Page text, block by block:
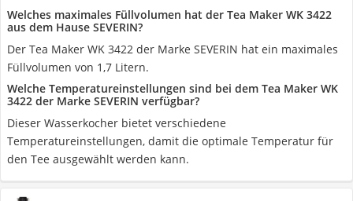
Welches maximales Füllvolumen hat der Tea Maker WK 3422
aus dem Hause SEVERIN?
Der Tea Maker WK 3422 der Marke SEVERIN hat ein maximales
Füllvolumen von 1,7 Litern.
Welche Temperatureinstellungen sind bei dem Tea Maker WK
3422 der Marke SEVERIN verfügbar?
Dieser Wasserkocher bietet verschiedene
Temperatureinstellungen, damit die optimale Temperatur für
den Tee ausgewählt werden kann.